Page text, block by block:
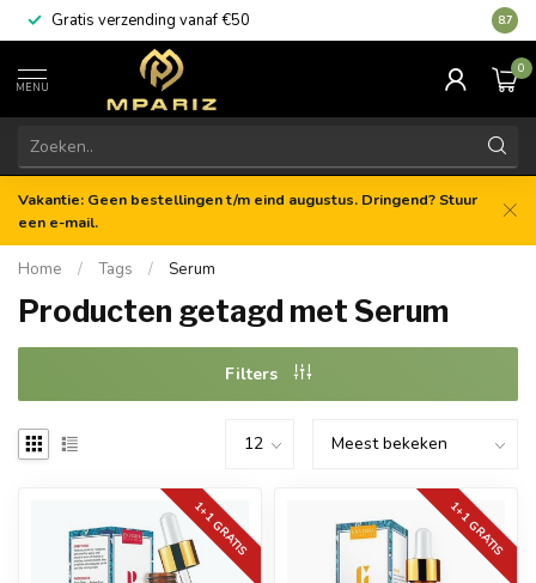
Gratis verzending vanaf €50 8.7
MENU
0
Vakantie: Geen bestellingen t/m eind augustus. Dringend? Stuur
een e-mail.
Home / Tags / Serum
Producten getagd met Serum
Filters
1+1 GRATIS 1+1 GRATIS